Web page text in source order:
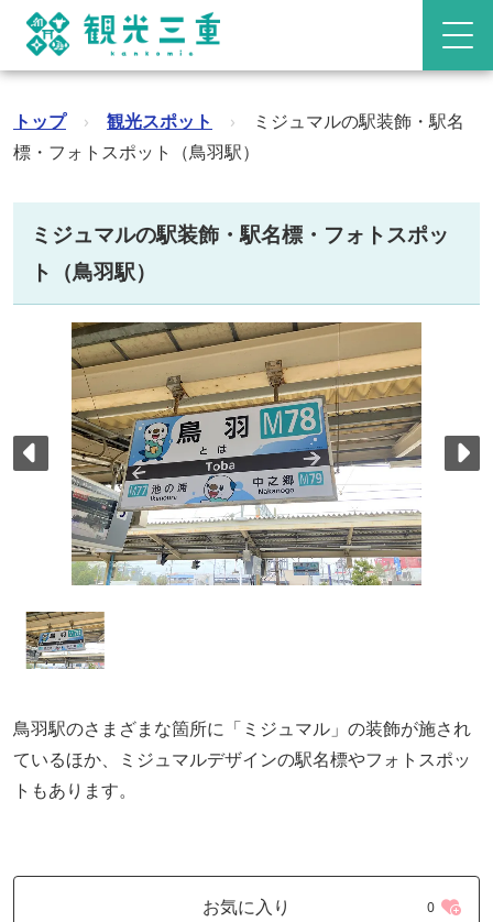
トップ › 観光スポット ›
ミジュマルの駅装飾・駅名
標・フォトスポット（鳥羽駅）
ミジュマルの駅装飾・駅名標・フォトスポッ
ト（鳥羽駅）
鳥羽駅のさまざまな箇所に「ミジュマル」の装飾が施され
ているほか、ミジュマルデザインの駅名標やフォトスポッ
トもあります。
お気に入り 0